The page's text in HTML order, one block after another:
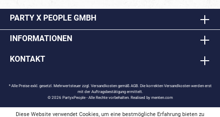
PARTY X PEOPLE GMBH
INFORMATIONEN
KONTAKT
* Alle Preise exkl. gesetzl. Mehrwertsteuer zzgl. Versandkostengemäß AGB. Die korrekten Versandkosten werden erst
mit der Auftragsbestätigung ermittelt.
© 2026 PartyxPeople - Alle Rechte vorbehalten. Realised by menten.com
Diese Website verwendet Cookies, um eine bestmögliche Erfahrung bieten zu